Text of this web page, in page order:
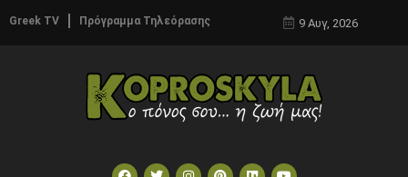
Greek TV Πρόγραμμα Τηλεόρασης 9 Αυγ, 2026